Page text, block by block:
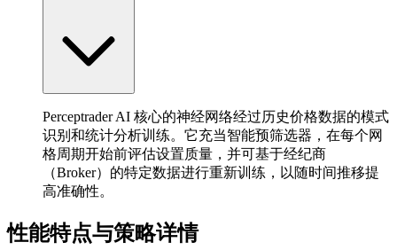
Perceptrader AI 核心的神经网络经过历史价格数据的模式
识别和统计分析训练。它充当智能预筛选器，在每个网
格周期开始前评估设置质量，并可基于经纪商
（Broker）的特定数据进行重新训练，以随时间推移提
高准确性。
性能特点与策略详情